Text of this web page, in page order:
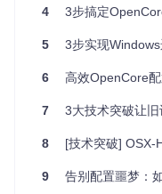
议
的全系列Intel处理器
ACPI/Kernel参数可
低配置难度
数据安全与备份
EFI生成器：单次点
备份机制：内置EFI
本管理
4 3步搞定OpenCore
5 3步实现Windows运行
6 高效OpenCore配置工
7 3大技术突破让旧设备
8 [技术突破] OSX-Hyper-V：在
9 告别配置噩梦：如